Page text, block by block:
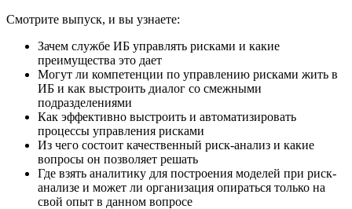
Смотрите выпуск, и вы узнаете:
Зачем службе ИБ управлять рисками и какие
преимущества это дает
Могут ли компетенции по управлению рисками жить в
ИБ и как выстроить диалог со смежными
подразделениями
Как эффективно выстроить и автоматизировать
процессы управления рисками
Из чего состоит качественный риск-анализ и какие
вопросы он позволяет решать
Где взять аналитику для построения моделей при риск-
анализе и может ли организация опираться только на
свой опыт в данном вопросе